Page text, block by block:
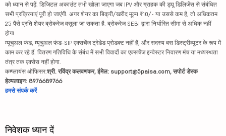
को ध्यान से पढ़ें. डिजिटल अकाउंट तभी खोला जाएगा जब IPV और ग्राहक की ड्यू डिलिजेंस से संबंधित
सभी प्रक्रियाएं पूरी हो जाएंगी. अगर शेयर का बिक्री/खरीद मूल्य ₹10/- या उससे कम है, तो अधिकतम
25 पैसे प्रति शेयर ब्रोकरेज वसूला जा सकता है. ब्रोकरेज SEBI द्वारा निर्धारित सीमा से अधिक नहीं
होगा.
म्यूचुअल फंड, म्यूचुअल फंड-SIP एक्सचेंज ट्रेडेड प्रोडक्ट नहीं हैं, और सदस्य बस डिस्ट्रीब्यूटर के रूप में
काम कर रहे हैं. वितरण गतिविधि के संबंध में सभी विवादों का एक्सचेंज इन्वेस्टर निवारण मंच या मध्यस्थता
तंत्र तक एक्सेस नहीं होगा.
कम्प्लायंस ऑफिसर:श्री. रविंद्र कलवणकर, ईमेल: support@5paisa.com, सपोर्ट डेस्क
हेल्पलाइन: 8976689766
हमसे संपर्क करें
निवेशक ध्यान दें